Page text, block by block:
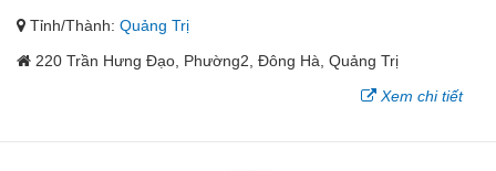
Tỉnh/Thành: Quảng Trị
220 Trần Hưng Đạo, Phường2, Đông Hà, Quảng Trị
Xem chi tiết